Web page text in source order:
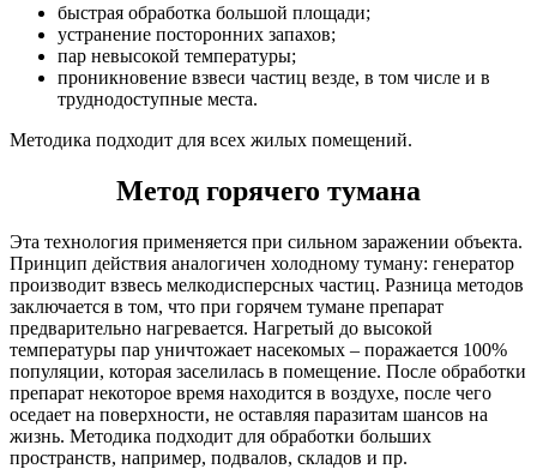
быстрая обработка большой площади;
устранение посторонних запахов;
пар невысокой температуры;
проникновение взвеси частиц везде, в том числе и в
труднодоступные места.
Методика подходит для всех жилых помещений.
Метод горячего тумана
Эта технология применяется при сильном заражении объекта.
Принцип действия аналогичен холодному туману: генератор
производит взвесь мелкодисперсных частиц. Разница методов
заключается в том, что при горячем тумане препарат
предварительно нагревается. Нагретый до высокой
температуры пар уничтожает насекомых – поражается 100%
популяции, которая заселилась в помещение. После обработки
препарат некоторое время находится в воздухе, после чего
оседает на поверхности, не оставляя паразитам шансов на
жизнь. Методика подходит для обработки больших
пространств, например, подвалов, складов и пр.